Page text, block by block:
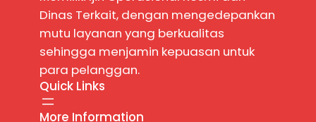
Dinas Terkait, dengan mengedepankan
mutu layanan yang berkualitas
sehingga menjamin kepuasan untuk
para pelanggan.
Quick Links
More Information